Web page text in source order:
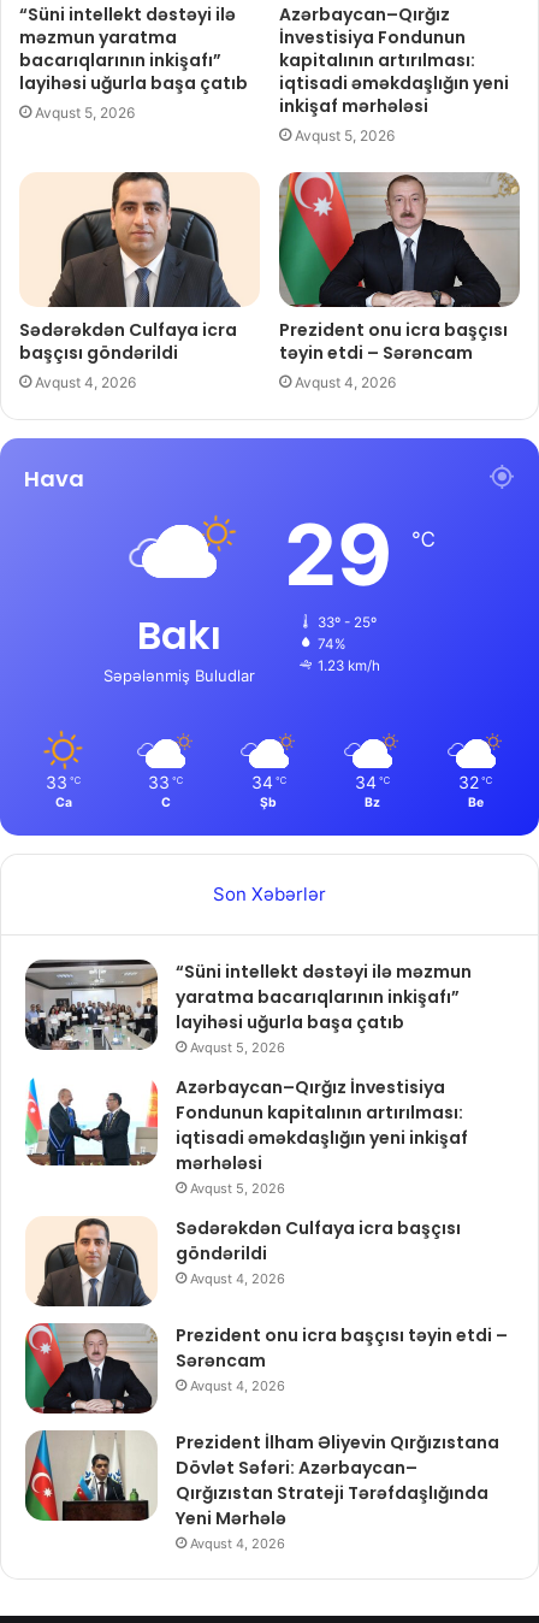
“Süni intellekt dəstəyi ilə
məzmun yaratma
bacarıqlarının inkişafı”
layihəsi uğurla başa çatıb
Avqust 5, 2026
Azərbaycan–Qırğız
İnvestisiya Fondunun
kapitalının artırılması:
iqtisadi əməkdaşlığın yeni
inkişaf mərhələsi
Avqust 5, 2026
Sədərəkdən Culfaya icra
başçısı göndərildi
Avqust 4, 2026
Prezident onu icra başçısı
təyin etdi – Sərəncam
Avqust 4, 2026
Hava
Bakı
Səpələnmiş Buludlar
29 ℃
33º - 25º
74%
1.23 km/h
33 ℃
Ca
33 ℃
C
34 ℃
Şb
34 ℃
Bz
32 ℃
Be
Son Xəbərlər
“Süni intellekt dəstəyi ilə məzmun
yaratma bacarıqlarının inkişafı”
layihəsi uğurla başa çatıb
Avqust 5, 2026
Azərbaycan–Qırğız İnvestisiya
Fondunun kapitalının artırılması:
iqtisadi əməkdaşlığın yeni inkişaf
mərhələsi
Avqust 5, 2026
Sədərəkdən Culfaya icra başçısı
göndərildi
Avqust 4, 2026
Prezident onu icra başçısı təyin etdi –
Sərəncam
Avqust 4, 2026
Prezident İlham Əliyevin Qırğızıstana
Dövlət Səfəri: Azərbaycan–
Qırğızıstan Strateji Tərəfdaşlığında
Yeni Mərhələ
Avqust 4, 2026